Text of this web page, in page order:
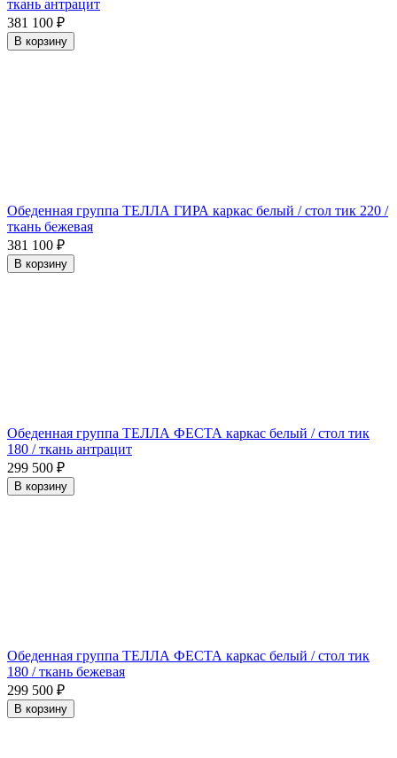
ткань антрацит
381 100 ₽
В корзину
Обеденная группа ТЕЛЛА ГИРА каркас белый / стол тик 220 /
ткань бежевая
381 100 ₽
В корзину
Обеденная группа ТЕЛЛА ФЕСТА каркас белый / стол тик
180 / ткань антрацит
299 500 ₽
В корзину
Обеденная группа ТЕЛЛА ФЕСТА каркас белый / стол тик
180 / ткань бежевая
299 500 ₽
В корзину